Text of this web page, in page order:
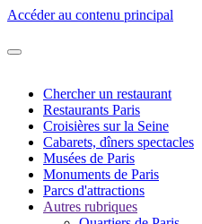
Accéder au contenu principal
Chercher un restaurant
Restaurants Paris
Croisières sur la Seine
Cabarets, dîners spectacles
Musées de Paris
Monuments de Paris
Parcs d'attractions
Autres rubriques